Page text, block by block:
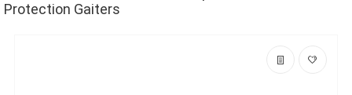
Protection Gaiters